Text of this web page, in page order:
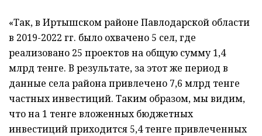
«Так, в Иртышском районе Павлодарской области
в 2019-2022 гг. было охвачено 5 сел, где
реализовано 25 проектов на общую сумму 1,4
млрд тенге. В результате, за этот же период в
данные села района привлечено 7,6 млрд тенге
частных инвестиций. Таким образом, мы видим,
что на 1 тенге вложенных бюджетных
инвестиций приходится 5,4 тенге привлеченных